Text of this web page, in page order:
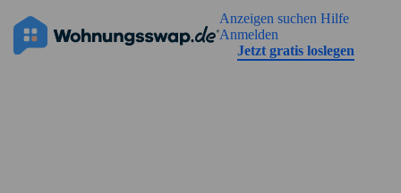
Anzeigen suchen Hilfe
Anmelden
Jetzt gratis loslegen
Die Anzeige hat noch keine Bilder
Straßenansicht